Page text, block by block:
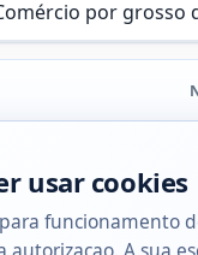
por grosso
usar cookies
funcionamento